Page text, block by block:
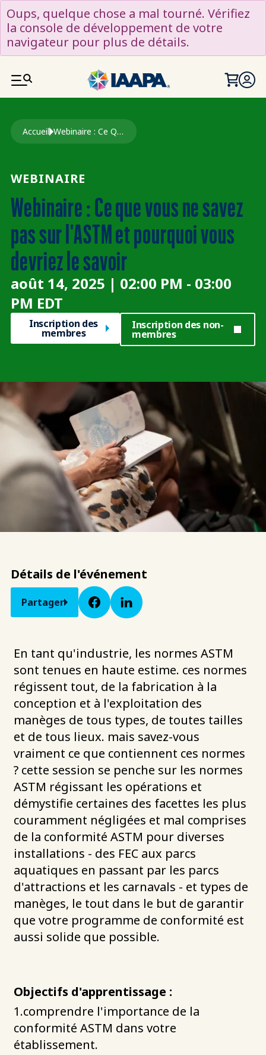
ALLER AU CONTENU PRINCIPAL
Oups, quelque chose a mal tourné. Vérifiez
la console de développement de votre
navigateur pour plus de détails.
Fil d'Ariane
Accueil Webinaire : Ce Que Vous Ne Savez Pas sur L'ASTM et Pourquoi Vous Devriez Le Savoir
WEBINAIRE
Webinaire : Ce que vous ne savez
pas sur l'ASTM et pourquoi vous
devriez le savoir
août 14, 2025 | 02:00 PM - 03:00
PM EDT
Inscription des
membres
Inscription des non-
membres
Détails de l'événement
Partager
En tant qu'industrie, les normes ASTM
sont tenues en haute estime. ces normes
régissent tout, de la fabrication à la
conception et à l'exploitation des
manèges de tous types, de toutes tailles
et de tous lieux. mais savez-vous
vraiment ce que contiennent ces normes
? cette session se penche sur les normes
ASTM régissant les opérations et
démystifie certaines des facettes les plus
couramment négligées et mal comprises
de la conformité ASTM pour diverses
installations - des FEC aux parcs
aquatiques en passant par les parcs
d'attractions et les carnavals - et types de
manèges, le tout dans le but de garantir
que votre programme de conformité est
aussi solide que possible.
Objectifs d'apprentissage :
1.comprendre l'importance de la
conformité ASTM dans votre
établissement.